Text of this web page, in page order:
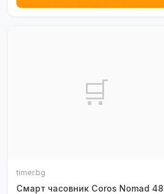
🛒
timer.bg
Смарт часовник Coros Nomad 48